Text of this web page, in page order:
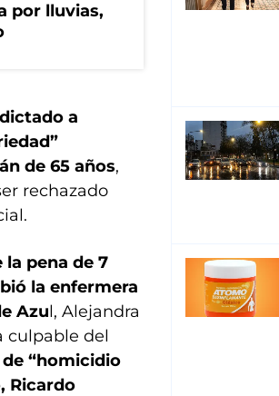
por lluvias,
a
de 65 años,
rechazado
pena de 7
la enfermera
Azul, Alejandra
culpable del
“homicidio
Ricardo